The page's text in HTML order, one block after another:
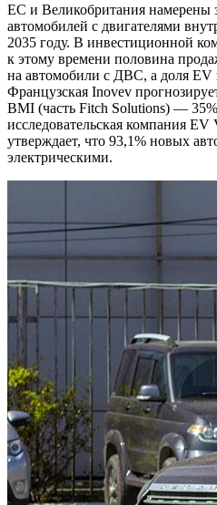
ЕС и Великобритания намерены
автомобилей с двигателями
2035 году. В инвестиционной
к этому времени половина
на автомобили с ДВС, а доля EV
Французская Inovev
BMI (часть Fitch Solutions) —
исследовательская компания EV
утверждает, что 93,1% новых
электрическими.